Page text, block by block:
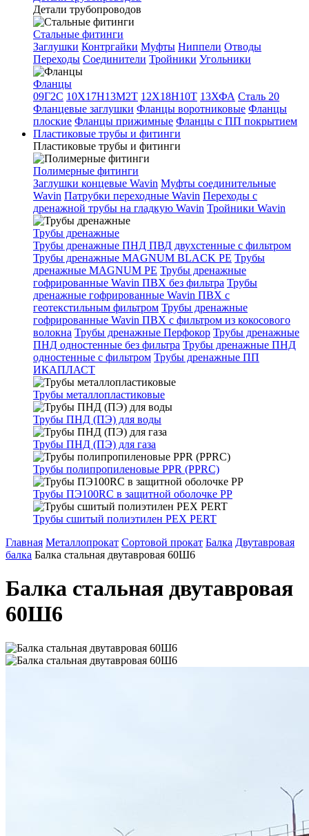
Детали трубопроводов
Стальные фитинги
Заглушки Контргайки Муфты Ниппели Отводы
Переходы Соединители Тройники Угольники
Фланцы
09Г2С 10Х17Н13М2Т 12Х18Н10Т 13ХФА Сталь 20
Фланцевые заглушки Фланцы воротниковые Фланцы
плоские Фланцы прижимные Фланцы с ПП покрытием
Пластиковые трубы и фитинги
Пластиковые трубы и фитинги
Полимерные фитинги
Заглушки концевые Wavin Муфты соединительные
Wavin Патрубки переходные Wavin Переходы с
дренажной трубы на гладкую Wavin Тройники Wavin
Трубы дренажные
Трубы дренажные ПНД ПВД двухстенные с фильтром
Трубы дренажные MAGNUM BLACK PE Трубы
дренажные MAGNUM PE Трубы дренажные
гофрированные Wavin ПВХ без фильтра Трубы
дренажные гофрированные Wavin ПВХ с
геотекстильным фильтром Трубы дренажные
гофрированные Wavin ПВХ с фильтром из кокосового
волокна Трубы дренажные Перфокор Трубы дренажные
ПНД одностенные без фильтра Трубы дренажные ПНД
одностенные с фильтром Трубы дренажные ПП
ИКАПЛАСТ
Трубы металлопластиковые
Трубы ПНД (ПЭ) для воды
Трубы ПНД (ПЭ) для газа
Трубы полипропиленовые PPR (PPRC)
Трубы ПЭ100RC в защитной оболочке PP
Трубы сшитый полиэтилен PEX PERT
Главная Металлопрокат Сортовой прокат Балка Двутавровая
балка Балка стальная двутавровая 60Ш6
Балка стальная двутавровая
60Ш6